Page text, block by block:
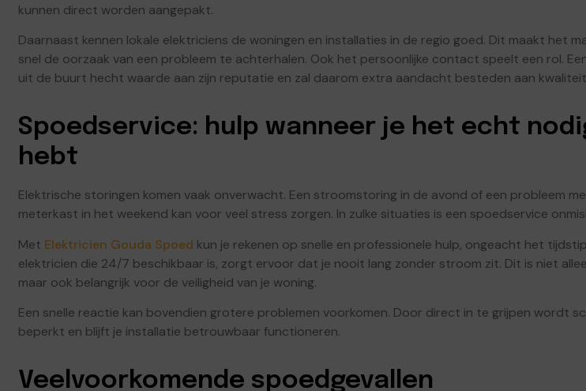
kunnen direct worden aangepakt.
Daarnaast kennen lokale elektriciens de woningen en installaties in de regio goed. Dit maakt het
snel de oorzaak van een probleem te achterhalen. Ook het persoonlijke contact speelt een rol.
uit de buurt hecht waarde aan zijn reputatie en zal daarom extra aandacht besteden aan
Spoedservice: hulp wanneer je het echt
hebt
Elektrische storingen komen vaak onverwacht. Een stroomstoring in de avond of een probleem
meterkast in het weekend kan voor veel stress zorgen. In zulke situaties is een spoedservice
Met Elektricien Gouda Spoed kun je rekenen op snelle en professionele hulp, ongeacht het
elektricien die 24/7 beschikbaar is, zorgt ervoor dat je nooit lang zonder stroom zit. Dit is niet
maar ook belangrijk voor de veiligheid van je woning.
Een snelle reactie kan bovendien grotere problemen voorkomen. Door direct in te grijpen wordt
beperkt en blijft je installatie betrouwbaar functioneren.
Veelvoorkomende spoedgevallen